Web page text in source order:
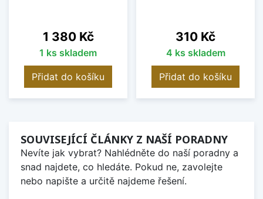
Cena
1 380 Kč
1 ks skladem
Přidat do košíku
Cena
310 Kč
4 ks skladem
Přidat do košíku
SOUVISEJÍCÍ ČLÁNKY Z NAŠÍ PORADNY
Nevíte jak vybrat? Nahlédněte do naší poradny a
snad najdete, co hledáte. Pokud ne, zavolejte
nebo napište a určitě najdeme řešení.